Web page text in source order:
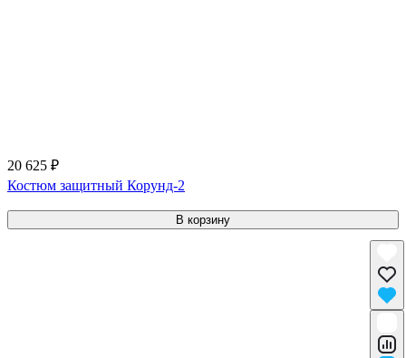
20 625 ₽
Костюм защитный Корунд-2
В корзину